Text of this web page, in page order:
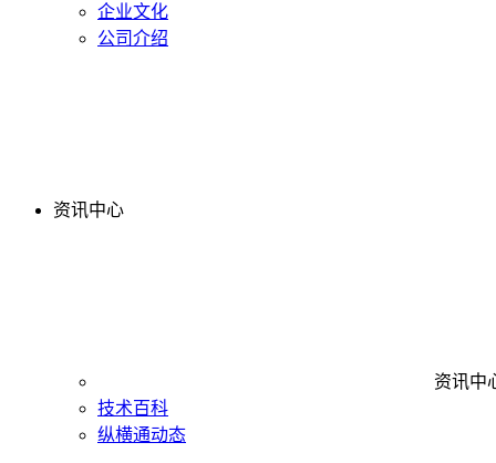
企业文化
公司介绍
资讯中心
资讯中
技术百科
纵横通动态